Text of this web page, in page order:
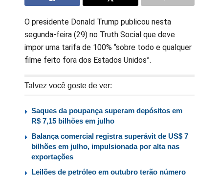
O presidente Donald Trump publicou nesta
segunda-feira (29) no Truth Social que deve
impor uma tarifa de 100% “sobre todo e qualquer
filme feito fora dos Estados Unidos”.
Talvez você goste de ver:
Saques da poupança superam depósitos em
R$ 7,15 bilhões em julho
Balança comercial registra superávit de US$ 7
bilhões em julho, impulsionada por alta nas
exportações
Leilões de petróleo em outubro terão número